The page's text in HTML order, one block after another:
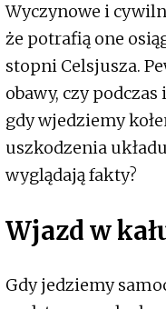
Wyczynowe i
że potrafią one
stopni Celsjusza.
obawy, czy
gdy wjedziemy
uszkodzenia
wyglądają fakty?
Wjazd w
Gdy jedziemy